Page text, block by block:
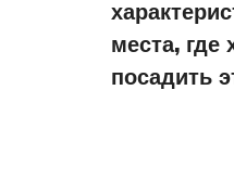
места, где
посадить